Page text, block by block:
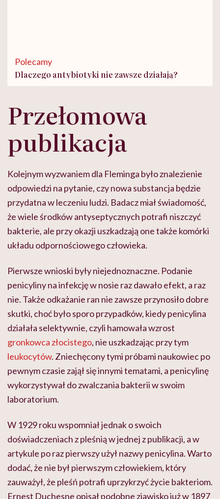
Polecamy
Dlaczego antybiotyki nie zawsze działają?
Przełomowa
publikacja
Kolejnym wyzwaniem dla Fleminga było znalezienie
odpowiedzi na pytanie, czy nowa substancja będzie
przydatna w leczeniu ludzi. Badacz miał świadomość,
że wiele środków antyseptycznych potrafi niszczyć
bakterie, ale przy okazji uszkadzają one także komórki
układu odpornościowego człowieka.
Pierwsze wnioski były niejednoznaczne. Podanie
penicyliny na infekcję w nosie raz dawało efekt, a raz
nie. Także odkażanie ran nie zawsze przynosiło dobre
skutki, choć było sporo przypadków, kiedy penicylina
działała selektywnie, czyli hamowała wzrost
gronkowca złocistego, nie uszkadzając przy tym
leukocytów. Zniechęcony tymi próbami naukowiec po
pewnym czasie zajął się innymi tematami, a penicylinę
wykorzystywał do zwalczania bakterii w swoim
laboratorium.
W 1929 roku wspomniał jednak o swoich
doświadczeniach z pleśnią w jednej z publikacji, a w
artykule po raz pierwszy użył nazwy penicylina. Warto
dodać, że nie był pierwszym człowiekiem, który
zauważył, że pleśń potrafi uprzykrzyć życie bakteriom.
Ernest Duchesne opisał podobne zjawisko już w 1897